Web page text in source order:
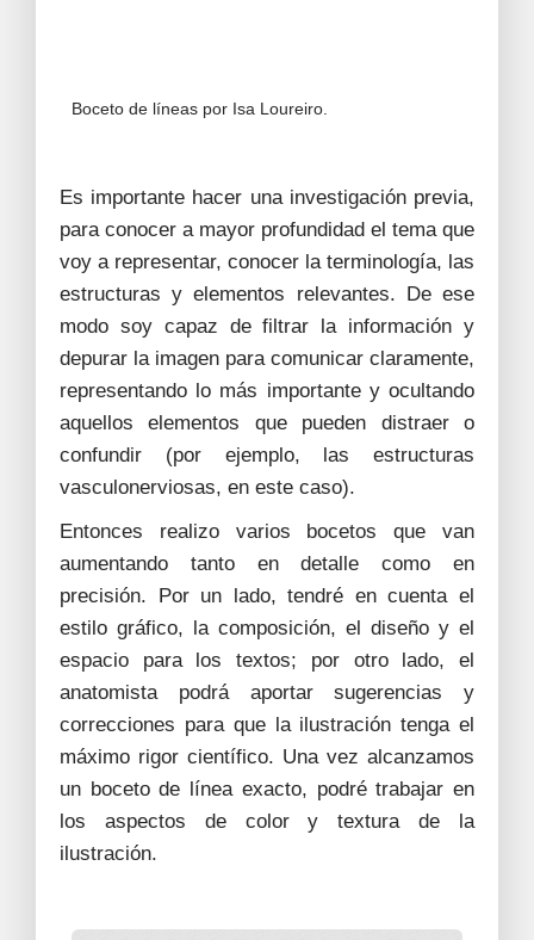
Boceto de líneas por Isa Loureiro.
Es importante hacer una investigación previa,
para conocer a mayor profundidad el tema que
voy a representar, conocer la terminología, las
estructuras y elementos relevantes. De ese
modo soy capaz de filtrar la información y
depurar la imagen para comunicar claramente,
representando lo más importante y ocultando
aquellos elementos que pueden distraer o
confundir (por ejemplo, las estructuras
vasculonerviosas, en este caso).
Entonces realizo varios bocetos que van
aumentando tanto en detalle como en
precisión. Por un lado, tendré en cuenta el
estilo gráfico, la composición, el diseño y el
espacio para los textos; por otro lado, el
anatomista podrá aportar sugerencias y
correcciones para que la ilustración tenga el
máximo rigor científico. Una vez alcanzamos
un boceto de línea exacto, podré trabajar en
los aspectos de color y textura de la
ilustración.